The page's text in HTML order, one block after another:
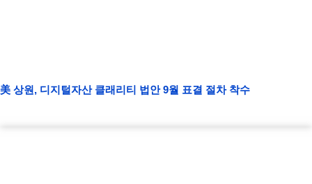
美 상원, 디지털자산 클래리티 법안 9월 표결 절차 착수